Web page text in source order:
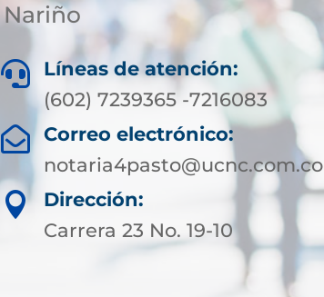
Nariño

Líneas de atención:
(602) 7239365 -7216083

Correo electrónico:
notaria4pasto@ucnc.com.co

Dirección:
Carrera 23 No. 19-10